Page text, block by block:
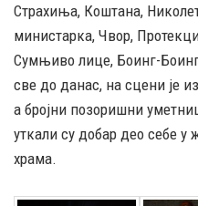
Страхиња, Коштана,
министарка, Чвор,
Сумњиво лице, Боинг-
све до данас, на сцени је
а бројни позоришни
уткали су добар део себе у
храма.